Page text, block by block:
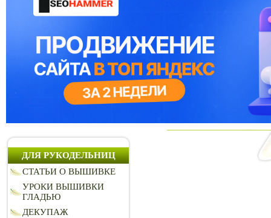
ДЛЯ РУКОДЕЛЬНИЦ
СТАТЬИ О ВЫШИВКЕ
УРОКИ ВЫШИВКИ
ГЛАДЬЮ
ДЕКУПАЖ